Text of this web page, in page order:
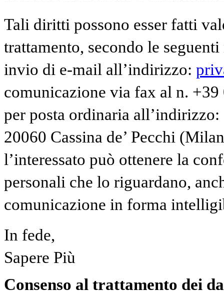
Tali diritti possono esser fatti
trattamento, secondo le
invio di e-mail all’indirizzo:
comunicazione via fax al n.
per posta ordinaria all’indirizzo:
20060 Cassina de’ Pecchi
l’interessato può ottenere la
personali che lo riguardano,
comunicazione in forma
In fede,
Sapere Più
Consenso al trattamento dei